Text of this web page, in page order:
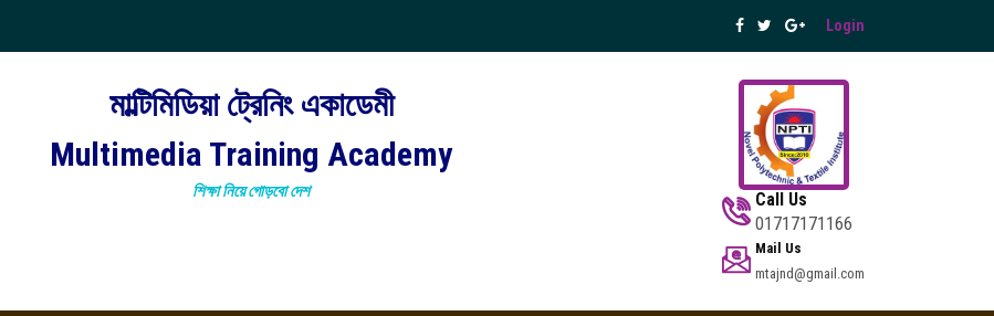
Login
মাল্টিমিডিয়া ট্রেনিং একাডেমী
Multimedia Training Academy
শিক্ষা নিয়ে গোড়বো দেশ
Call Us
01717171166
Mail Us
mtajnd@gmail.com